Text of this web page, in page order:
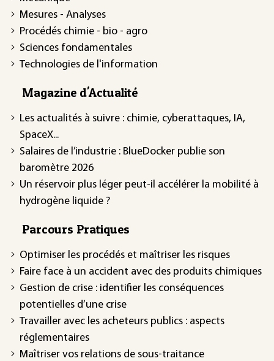
Mesures - Analyses
Procédés chimie - bio - agro
Sciences fondamentales
Technologies de l'information
Magazine d'Actualité
Les actualités à suivre : chimie, cyberattaques, IA,
SpaceX...
Salaires de l’industrie : BlueDocker publie son
baromètre 2026
Un réservoir plus léger peut-il accélérer la mobilité à
hydrogène liquide ?
Parcours Pratiques
Optimiser les procédés et maîtriser les risques
Faire face à un accident avec des produits chimiques
Gestion de crise : identifier les conséquences
potentielles d’une crise
Travailler avec les acheteurs publics : aspects
réglementaires
Maîtriser vos relations de sous-traitance